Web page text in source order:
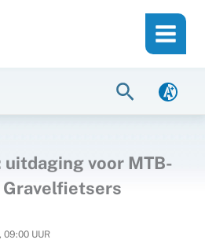
Zoeken
voor MTB-
09:00UUR